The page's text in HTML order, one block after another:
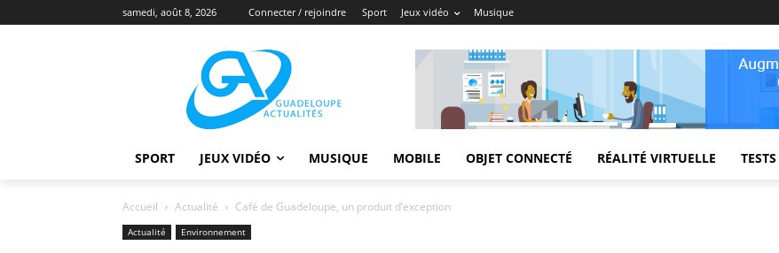
samedi, août 8, 2026 Connecter / rejoindre Sport Jeux vidéo Musique
SPORT JEUX VIDÉO MUSIQUE MOBILE OBJET CONNECTÉ RÉALITÉ VIRTUELLE TESTS
Accueil Actualité Café de Guadeloupe, un produit d’exception
Actualité Environnement